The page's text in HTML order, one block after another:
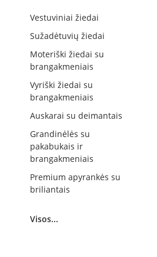
Vestuviniai žiedai
Sužadėtuvių žiedai
Moteriški žiedai su
brangakmeniais
Vyriški žiedai su
brangakmeniais
Auskarai su deimantais
Grandinėlės su
pakabukais ir
brangakmeniais
Premium apyrankės su
briliantais
Visos...